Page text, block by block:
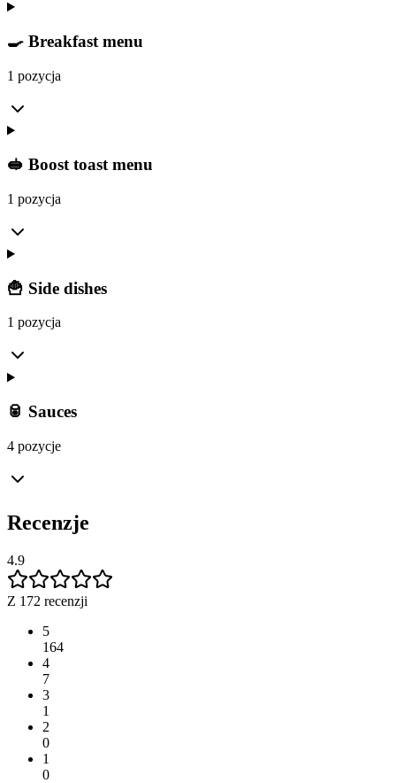
🍳 Breakfast menu
1 pozycja
🥪 Boost toast menu
1 pozycja
🍟 Side dishes
1 pozycja
🥫 Sauces
4 pozycje
Recenzje
4.9
Z 172 recenzji
5
164
4
7
3
1
2
0
1
0